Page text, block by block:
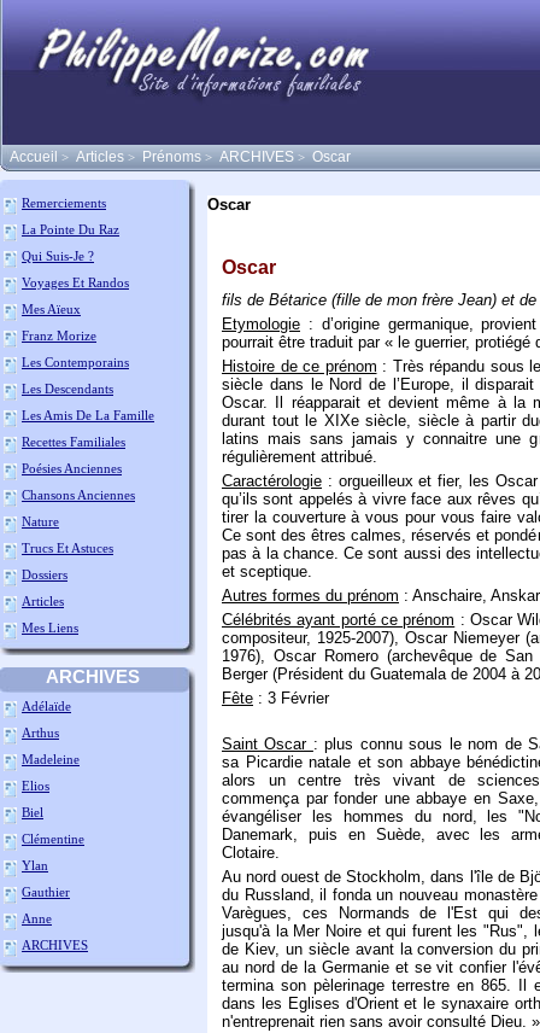
Accueil > Articles > Prénoms > ARCHIVES > Oscar
Remerciements
La Pointe Du Raz
Qui Suis-Je ?
Voyages Et Randos
Mes Aïeux
Franz Morize
Les Contemporains
Les Descendants
Les Amis De La Famille
Recettes Familiales
Poésies Anciennes
Chansons Anciennes
Nature
Trucs Et Astuces
Dossiers
Articles
Mes Liens
ARCHIVES
Adélaïde
Arthus
Madeleine
Elios
Biel
Clémentine
Ylan
Gauthier
Anne
ARCHIVES
Oscar
Oscar
fils de Bétarice (fille de mon frère Jean) et de
Etymologie : d’origine germanique,
pourrait être traduit par « le guerrier, protiégé
Histoire de ce prénom : Très répandu sous
siècle dans le Nord de l’Europe, il
Oscar. Il réapparait et devient même à la
durant tout le XIXe siècle, siècle à partir
latins mais sans jamais y connaitre une
régulièrement attribué.
Caractérologie : orgueilleux et fier, les
qu’ils sont appelés à vivre face aux rêves
tirer la couverture à vous pour vous faire
Ce sont des êtres calmes, réservés et
pas à la chance. Ce sont aussi des
et sceptique.
Autres formes du prénom : Anschaire,
Célébrités ayant porté ce prénom : Oscar
compositeur, 1925-2007), Oscar Niemeyer
1976), Oscar Romero (archevêque de
Berger (Président du Guatemala de 2004 à
Fête : 3 Février
Saint Oscar : plus connu sous le nom de
sa Picardie natale et son abbaye
alors un centre très vivant de
commença par fonder une abbaye en
évangéliser les hommes du nord, les
Danemark, puis en Suède, avec les
Clotaire.
Au nord ouest de Stockholm, dans l'île de
du Russland, il fonda un nouveau
Varègues, ces Normands de l'Est qui
jusqu'à la Mer Noire et qui furent les "Rus",
de Kiev, un siècle avant la conversion du
au nord de la Germanie et se vit confier
termina son pèlerinage terrestre en 865. Il
dans les Eglises d'Orient et le synaxaire
n'entreprenait rien sans avoir consulté Dieu. »